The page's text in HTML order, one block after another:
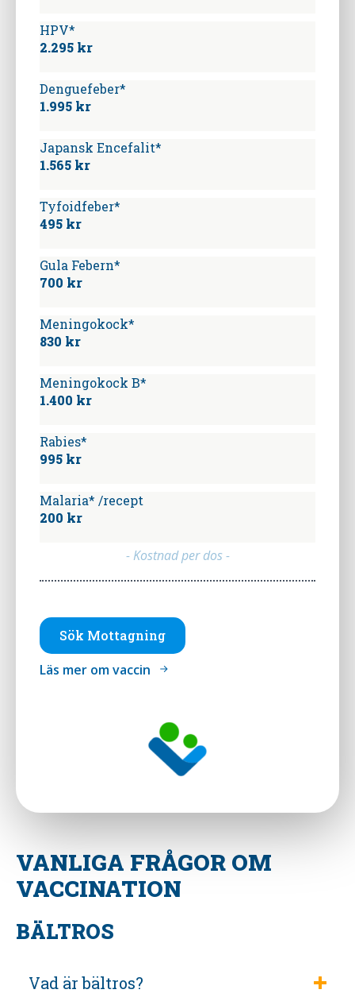
HPV*
2.295 kr
Denguefeber*
1.995 kr
Japansk Encefalit*
1.565 kr
Tyfoidfeber*
495 kr
Gula Febern*
700 kr
Meningokock*
830 kr
Meningokock B*
1.400 kr
Rabies*
995 kr
Malaria* /recept
200 kr
- Kostnad per dos -
Sök Mottagning
Läs mer om vaccin
VANLIGA FRÅGOR OM
VACCINATION
BÄLTROS
Vad är bältros?